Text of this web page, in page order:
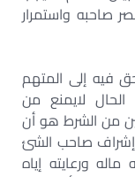
صاحبه واستمرار
فيه إلى المتهم
لايمنع من
من الشرط هو أن
صاحب الشئ
ورعايته إياه